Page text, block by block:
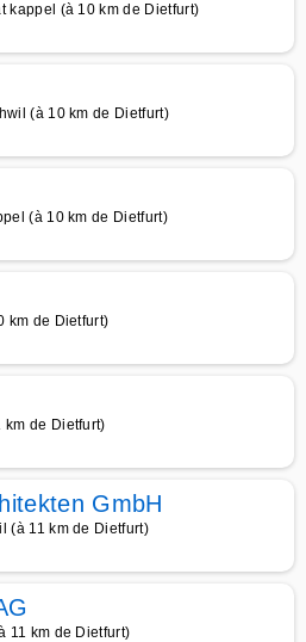
kappel (à 10 km de Dietfurt)
(à 10 km de Dietfurt)
(à 10 km de Dietfurt)
km de Dietfurt)
km de Dietfurt)
GmbH
(à 11 km de Dietfurt)
11 km de Dietfurt)